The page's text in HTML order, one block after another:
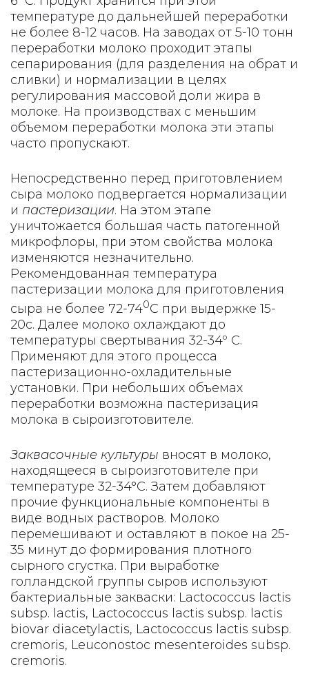
температуре до дальнейшей переработки
не более 8-12 часов. На заводах от 5-10 тонн
переработки молоко проходит этапы
сепарирования (для разделения на обрат и
сливки) и нормализации в целях
регулирования массовой доли жира в
молоке. На производствах с меньшим
объемом переработки молока эти этапы
часто пропускают.
Непосредственно перед приготовлением
сыра молоко подвергается нормализации
и пастеризации. На этом этапе
уничтожается большая часть патогенной
микрофлоры, при этом свойства молока
изменяются незначительно.
Рекомендованная температура
пастеризации молока для приготовления
сыра не более 72-740С при выдержке 15-
20с. Далее молоко охлаждают до
температуры свертывания 32-34º С.
Применяют для этого процесса
пастеризационно-охладительные
установки. При небольших объемах
переработки возможна пастеризация
молока в сыроизготовителе.
Заквасочные культуры вносят в молоко,
находящееся в сыроизготовителе при
температуре 32-34°С. Затем добавляют
прочие функциональные компоненты в
виде водных растворов. Молоко
перемешивают и оставляют в покое на 25-
35 минут до формирования плотного
сырного сгустка. При выработке
голландской группы сыров используют
бактериальные закваски: Lactococcus lactis
subsp. lactis, Lactococcus lactis subsp. lactis
biovar diacetylactis, Lactococcus lactis subsp.
cremoris, Leuconostoc mesenteroides subsp.
cremoris.